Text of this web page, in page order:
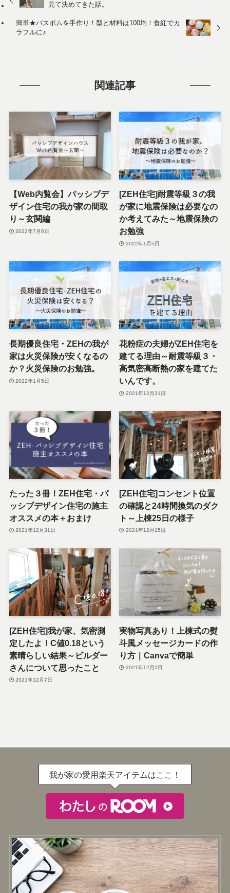
見て決めてきた話。
簡単★バスボムを手作り！型と材料は100均！食紅でカ
ラフルに♪
関連記事
【Web内覧会】パッシブデ
ザイン住宅の我が家の間取
り～玄関編
2022年7月6日
[ZEH住宅]耐震等級３の我
が家に地震保険は必要なの
か考えてみた～地震保険の
お勉強
2022年1月5日
長期優良住宅・ZEHの我が
家は火災保険が安くなるの
か？火災保険のお勉強。
2022年1月5日
花粉症の夫婦がZEH住宅を
建てる理由～耐震等級３・
高気密高断熱の家を建てた
いんです。
2021年12月31日
たった３冊！ZEH住宅・パ
ッシブデザイン住宅の施主
オススメの本＋おまけ
2021年12月31日
[ZEH住宅]コンセント位置
の確認と24時間換気のダク
ト～上棟25日の様子
2021年12月15日
[ZEH住宅]我が家、気密測
定したよ！C値0.18という
素晴らしい結果～ビルダー
さんについて思ったこと
2021年12月7日
実物写真あり！上棟式の熨
斗風メッセージカードの作
り方｜Canvaで簡単
2021年12月2日
我が家の愛用楽天アイテムはここ！